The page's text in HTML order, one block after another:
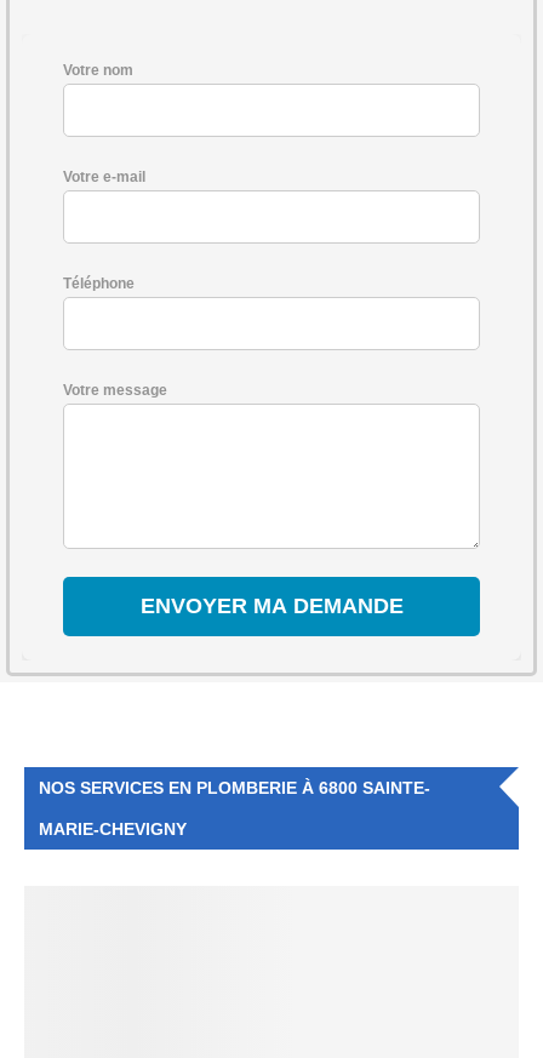
Votre nom
Votre e-mail
Téléphone
Votre message
NOS SERVICES EN PLOMBERIE À 6800 SAINTE-
MARIE-CHEVIGNY